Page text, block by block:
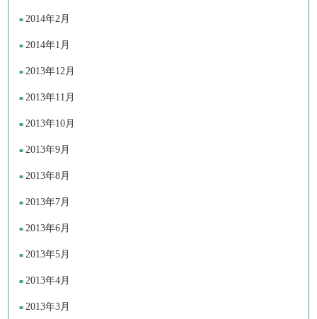
2014年2月
2014年1月
2013年12月
2013年11月
2013年10月
2013年9月
2013年8月
2013年7月
2013年6月
2013年5月
2013年4月
2013年3月